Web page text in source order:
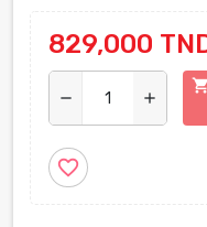
829,000
remove add
shopping_cart
favorite_border